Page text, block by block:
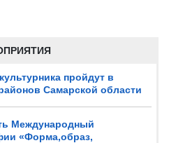
пройдут в
Самарской области
Международный
«Форма,образ,